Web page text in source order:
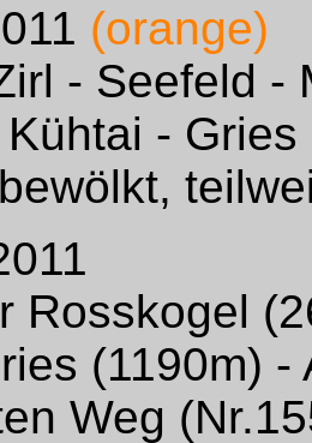
(orange)
- Seefeld -
- Gries
Rosskogel
(1190m)
Weg